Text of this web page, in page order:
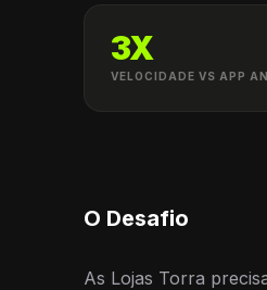
3X
VELOCIDADE VS APP
O Desafio
As Lojas Torra